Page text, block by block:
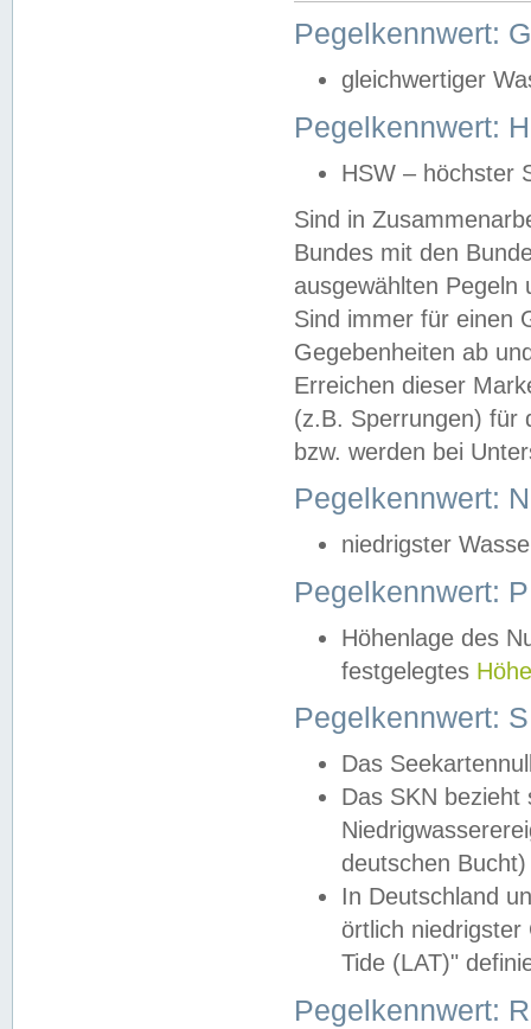
Pegelkennwert:
gleichwertiger
Pegelkennwert:
HSW – höchster
Sind in
Bundes mit den
ausgewählten
Sind immer für einen
Gegebenheiten ab
Erreichen dieser
(z.B. Sperrungen) für
bzw. werden bei
Pegelkennwert:
niedrigster
Pegelkennwert:
Höhenlage des
festgelegtes
Pegelkennwert:
Das
Das SKN
deutschen
In Deutschland
örtlich
Tide (LAT)"
Pegelkennwert: